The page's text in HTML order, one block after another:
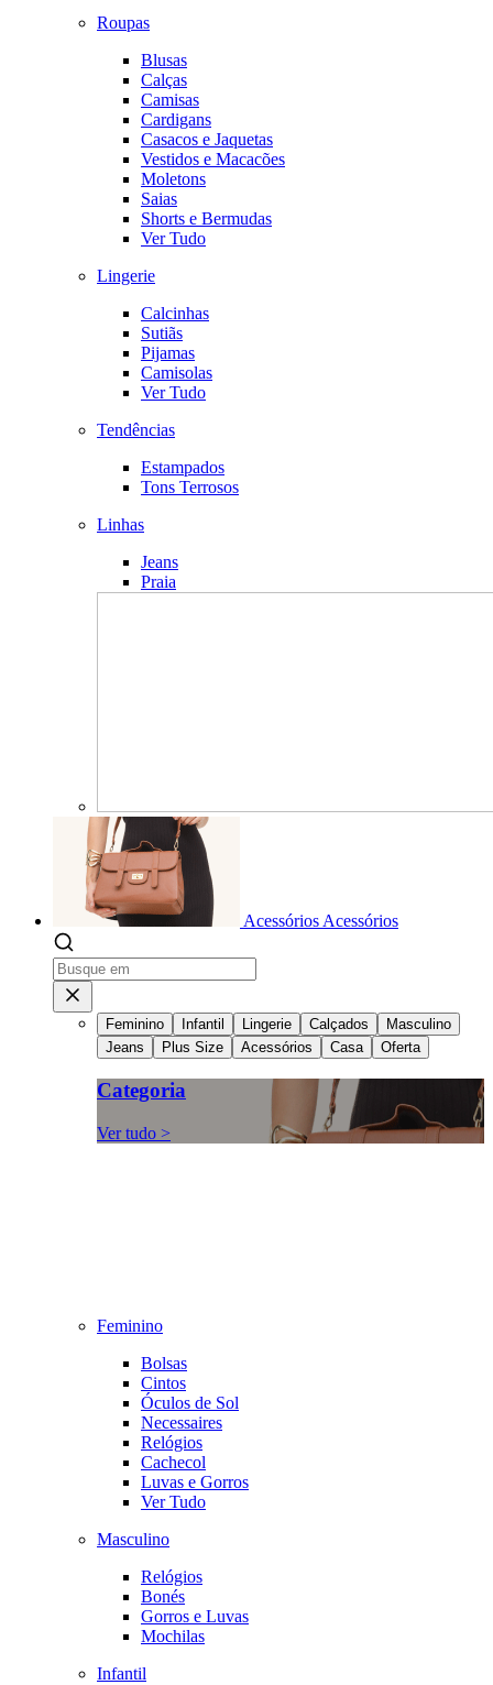
Roupas
Blusas
Calças
Camisas
Cardigans
Casacos e Jaquetas
Vestidos e Macacões
Moletons
Saias
Shorts e Bermudas
Ver Tudo
Lingerie
Calcinhas
Sutiãs
Pijamas
Camisolas
Ver Tudo
Tendências
Estampados
Tons Terrosos
Linhas
Jeans
Praia
Acessórios Acessórios
Feminino Infantil Lingerie Calçados
Masculino
Jeans
Plus Size Acessórios Casa Oferta
Categoria
Ver tudo >
Feminino
Bolsas
Cintos
Óculos de Sol
Necessaires
Relógios
Cachecol
Luvas e Gorros
Ver Tudo
Masculino
Relógios
Bonés
Gorros e Luvas
Mochilas
Infantil